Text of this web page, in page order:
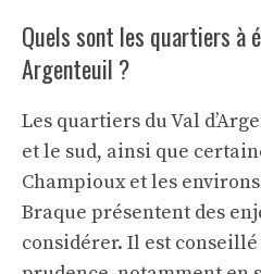
Quels sont les quartiers à
Argenteuil ?
Les quartiers du Val
et le sud, ainsi que
Champioux et les
Braque présentent des
considérer. Il est